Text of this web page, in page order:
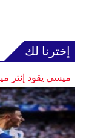
إخترنا لك
ميسي يقود إنتر